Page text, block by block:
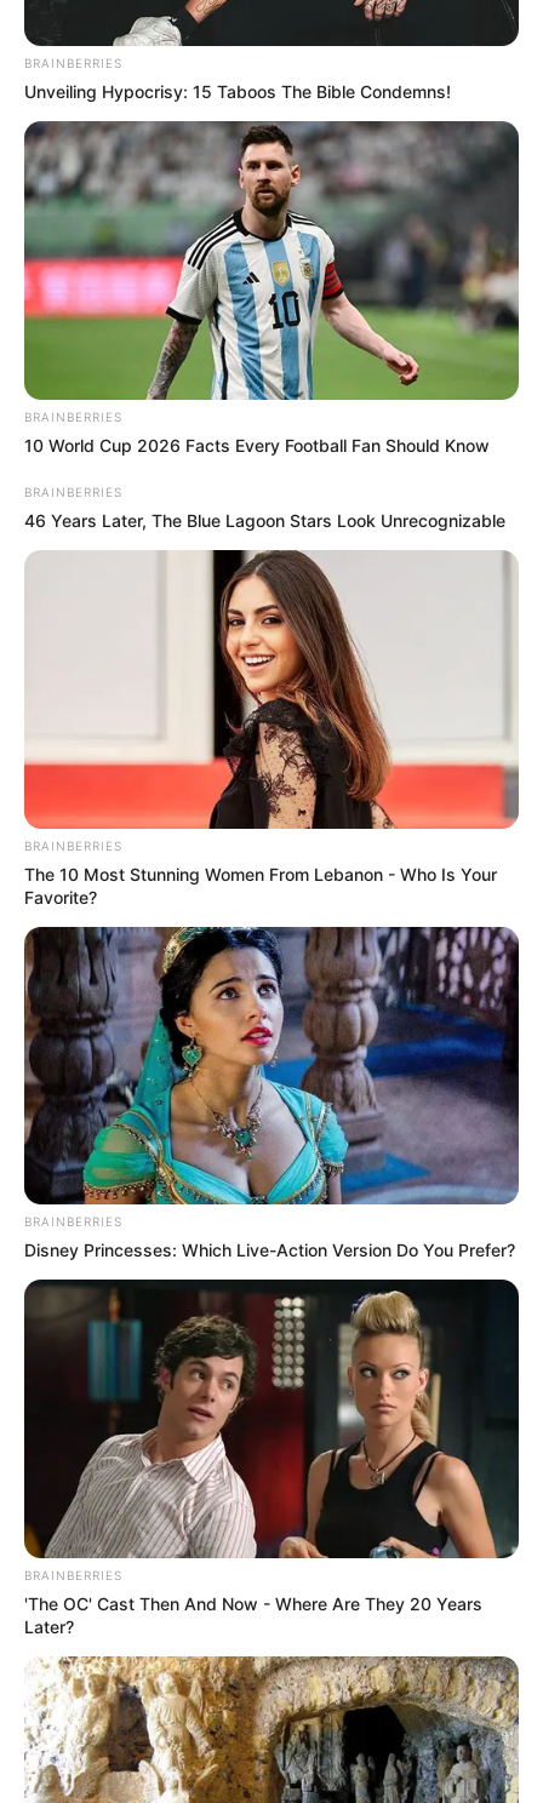
BRAINBERRIES
Unveiling Hypocrisy: 15 Taboos The Bible Condemns!
BRAINBERRIES
10 World Cup 2026 Facts Every Football Fan Should Know
BRAINBERRIES
46 Years Later, The Blue Lagoon Stars Look Unrecognizable
BRAINBERRIES
The 10 Most Stunning Women From Lebanon - Who Is Your
Favorite?
BRAINBERRIES
Disney Princesses: Which Live-Action Version Do You Prefer?
BRAINBERRIES
'The OC' Cast Then And Now - Where Are They 20 Years
Later?